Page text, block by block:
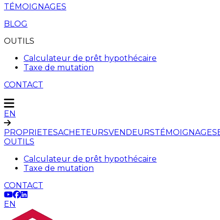
TÉMOIGNAGES
BLOG
OUTILS
Calculateur de prêt hypothécaire
Taxe de mutation
CONTACT
EN
PROPRIETESACHETEURSVENDEURSTÉMOIGNAGES
OUTILS
Calculateur de prêt hypothécaire
Taxe de mutation
CONTACT
EN